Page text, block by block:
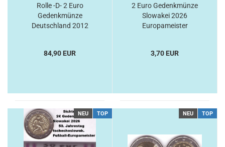
Rolle -D- 2 Euro
Gedenkmünze
Deutschland 2012
84,90 EUR
2 Euro Gedenkmünze
Slowakei 2026
Europameister
3,70 EUR
NEU TOP NEU TOP